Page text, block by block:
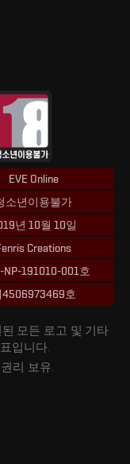
EVE Online
소년이용불가
년 10월 10일
Creations
NP-191010-001호
4506973469호
된 모든 로고 및 기타
입니다.
리 보유.